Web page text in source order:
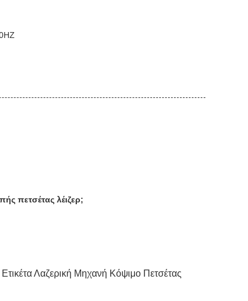
πετσέτας λέιζερ;
Ετικέτα Λαζερική Μηχανή Κόψιμο Πετσέτας